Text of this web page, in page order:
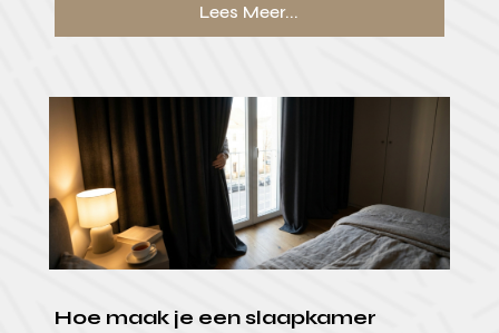
Lees Meer...
Hoe maak je een slaapkamer